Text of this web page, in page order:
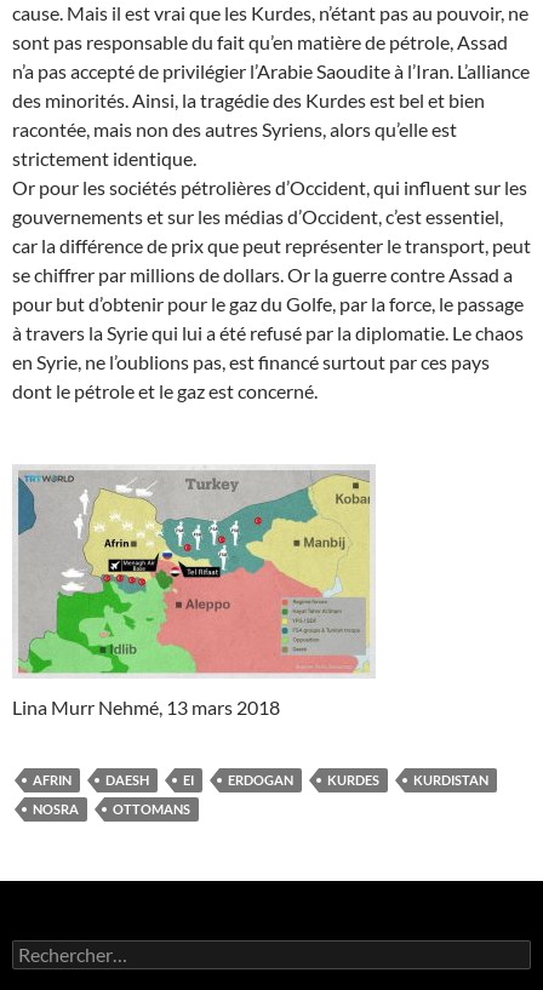
cause. Mais il est vrai que les Kurdes, n’étant pas au pouvoir, ne
sont pas responsable du fait qu’en matière de pétrole, Assad
n’a pas accepté de privilégier l’Arabie Saoudite à l’Iran. L’alliance
des minorités. Ainsi, la tragédie des Kurdes est bel et bien
racontée, mais non des autres Syriens, alors qu’elle est
strictement identique.
Or pour les sociétés pétrolières d’Occident, qui influent sur les
gouvernements et sur les médias d’Occident, c’est essentiel,
car la différence de prix que peut représenter le transport, peut
se chiffrer par millions de dollars. Or la guerre contre Assad a
pour but d’obtenir pour le gaz du Golfe, par la force, le passage
à travers la Syrie qui lui a été refusé par la diplomatie. Le chaos
en Syrie, ne l’oublions pas, est financé surtout par ces pays
dont le pétrole et le gaz est concerné.
Lina Murr Nehmé, 13 mars 2018
AFRIN DAESH EI ERDOGAN KURDES
KURDISTAN
NOSRA
OTTOMANS
Rechercher :